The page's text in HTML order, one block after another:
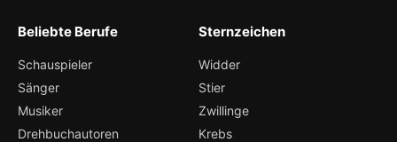
Beliebte Berufe
Schauspieler
Sänger
Musiker
Drehbuchautoren
Sternzeichen
Widder
Stier
Zwillinge
Krebs